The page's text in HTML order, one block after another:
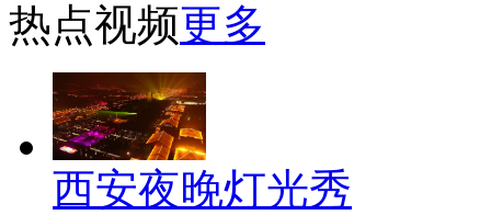
热点视频更多
西安夜晚灯光秀